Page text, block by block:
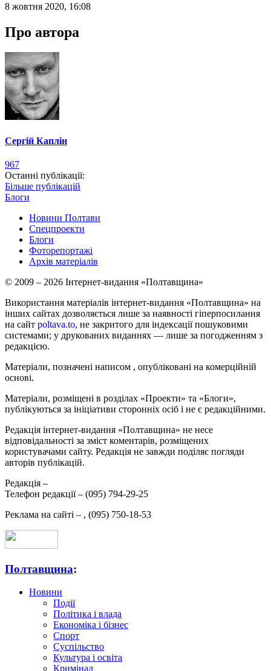
8 жовтня 2020, 16:08
Про автора
Сергій Каплін
967
Останні публікації:
Більше публікацій
Блоги
Новини Полтави
Спецпроекти
Блоги
Фоторепортажі
Архів матеріалів
© 2009 – 2026 Інтернет-видання «Полтавщина»
Використання матеріалів інтернет-видання «Полтавщина» на
інших сайтах дозволяється лише за наявності гіперпосилання
на сайт poltava.to, не закритого для індексації пошуковими
системами; у друкованих виданнях — лише за погодженням з
редакцією.
Матеріали, позначені написом , опубліковані на комерційній
основі.
Матеріали, розміщені в розділах «Проекти» та «Блоги»,
публікуються за ініціативи сторонніх осіб і не є редакційними.
Редакція інтернет-видання «Полтавщина» не несе
відповідальності за зміст коментарів, розміщених
користувачами сайту. Редакція не завжди поділяє погляди
авторів публікацій.
Редакція –
Телефон редакції – (095) 794-29-25
Реклама на сайті – , (095) 750-18-53
Полтавщина:
Новини
Події
Політика і влада
Економіка і бізнес
Спорт
Суспільство
Культура і освіта
Кримінал